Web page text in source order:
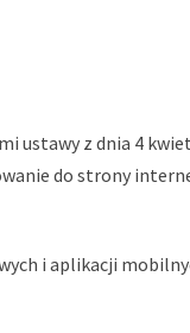
ustawy z dnia 4
do strony
i aplikacji